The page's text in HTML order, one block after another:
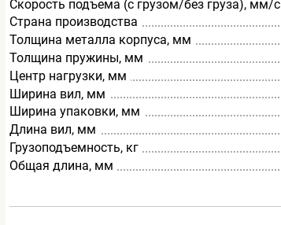
Скорость подъема (с грузом/без груза), мм/с
Страна производства
Толщина металла корпуса, мм
Толщина пружины, мм
Центр нагрузки, мм
Ширина вил, мм
Ширина упаковки, мм
Длина вил, мм
Грузоподъемность, кг
Общая длина, мм